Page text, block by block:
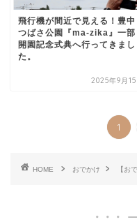
飛行機が間近で見える！豊中
つばさ公園『ma-zika』一部
開園記念式典へ行ってきまし
た。
2025年9月15
1
HOME おでかけ 【お